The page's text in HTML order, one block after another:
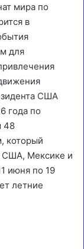
мира по
в
для
США
года по
48
который
США, Мексике и
июня по 19
летние